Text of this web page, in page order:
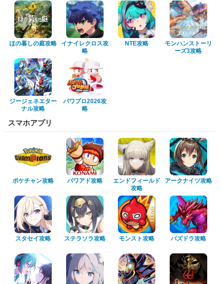
ほの暮しの庭攻略
イナイレクロス攻
略
NTE攻略
モンハンストーリ
ーズ3攻略
ジージェネエター
ナル攻略
パワプロ2026攻
略
スマホアプリ
ポケチャン攻略 パワアド攻略
エンドフィールド
攻略
アークナイツ攻略
スタセイ攻略 ステラソラ攻略 モンスト攻略 パズドラ攻略